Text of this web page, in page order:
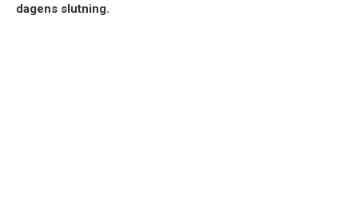
dagens slutning.